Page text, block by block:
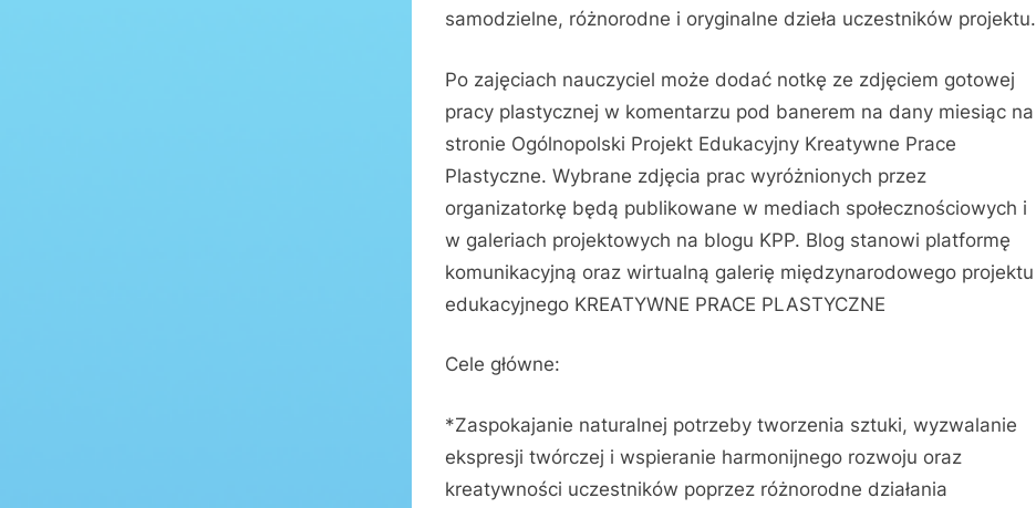
samodzielne, różnorodne i oryginalne dzieła uczestników projektu.
Po zajęciach nauczyciel może dodać notkę ze zdjęciem gotowej
pracy plastycznej w komentarzu pod banerem na dany miesiąc na
stronie Ogólnopolski Projekt Edukacyjny Kreatywne Prace
Plastyczne. Wybrane zdjęcia prac wyróżnionych przez
organizatorkę będą publikowane w mediach społecznościowych i
w galeriach projektowych na blogu KPP. Blog stanowi platformę
komunikacyjną oraz wirtualną galerię międzynarodowego projektu
edukacyjnego KREATYWNE PRACE PLASTYCZNE
Cele główne:
*Zaspokajanie naturalnej potrzeby tworzenia sztuki, wyzwalanie
ekspresji twórczej i wspieranie harmonijnego rozwoju oraz
kreatywności uczestników poprzez różnorodne działania